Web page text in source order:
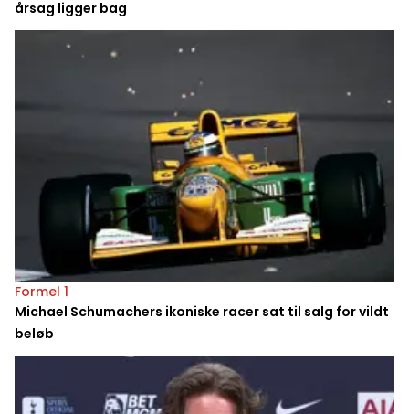
årsag ligger bag
Formel 1
Michael Schumachers ikoniske racer sat til salg for vildt
beløb